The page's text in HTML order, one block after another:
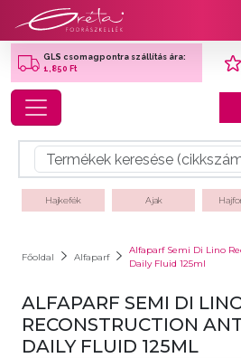
GLS csomagpontra szállítás ára:
1,850 Ft
Toggle navigation
Hajkefék Ajak
Főoldal Alfaparf
Alfaparf Semi Di Lino
Daily Fluid 125ml
ALFAPARF SEMI DI
RECONSTRUCTION
DAILY FLUID 125ML